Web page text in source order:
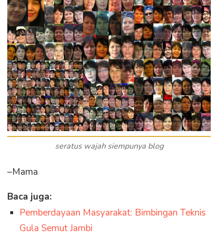
seratus wajah siempunya blog
–Mama
Baca juga:
Pemberdayaan Masyarakat: Bimbingan Teknis
Gula Semut Jambi